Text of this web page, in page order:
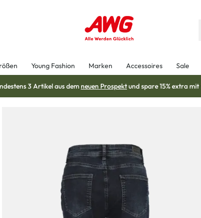
Young Fashion Marken Accessoires Sale
3 Artikel aus demneuen Prospektund spare 15% extra mit